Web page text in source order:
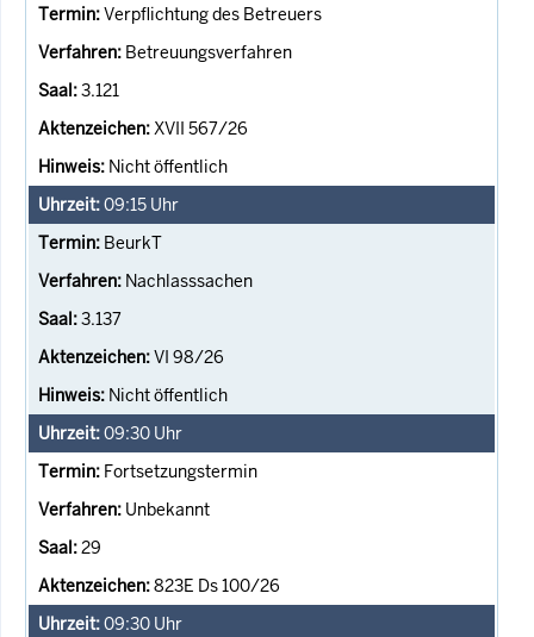
Verpflichtung des Betreuers
Betreuungsverfahren
3.121
XVII 567/26
Nicht öffentlich
09:15 Uhr
BeurkT
Nachlasssachen
3.137
VI 98/26
Nicht öffentlich
09:30 Uhr
Fortsetzungstermin
Unbekannt
29
823E Ds 100/26
09:30 Uhr